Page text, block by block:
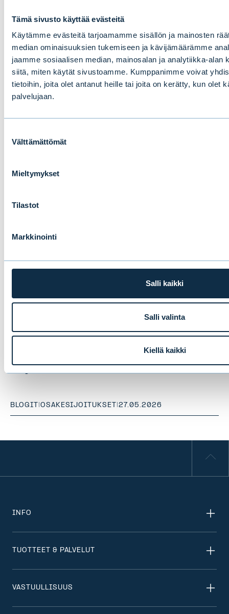
Tämä sivusto käyttää evästeitä
Käytämme evästeitä tarjoamamme sisällön ja mainosten
median ominaisuuksien tukemiseen ja kävijämäärämme
jaamme sosiaalisen median, mainosalan ja analytiikka-alan
siitä, miten käytät sivustoamme. Kumppanimme voivat
tietoihin, joita olet antanut heille tai joita on kerätty, kun olet
palvelujaan.
valinta
Välttämättömät
Mieltymykset
Tilastot
Markkinointi
Salli kaikki
Salli valinta
Kiellä kaikki
varainhoitajalta?
Jos haluat hajauttaa tehokkaasti,
kulje tietoisesti vastavirtaan
BLOGIT OSAKESIJOITUKSET |27.05.2026
INFO
TUOTTEET & PALVELUT
VASTUULLISUUS